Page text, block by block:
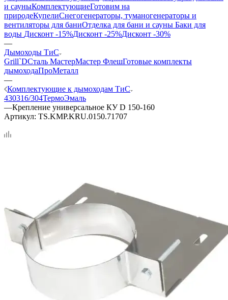
и сауныКомплектующиеГотовим на
природеКупелиСнегогенераторы, туманогенераторы и
вентиляторы для баниОтделка для бани и сауны Баки для
воды Дисконт -15%Дисконт -25%Дисконт -30%
—
Дымоходы ТиС
Grill`DСталь МастерМастер ФлешГотовые комплекты
дымоходаПроМеталл
—
Комплектующие к дымоходам ТиС
430316/304ТермоЭмаль
—Крепление универсальное КУ D 150-160
Артикул: TS.KMP.KRU.0150.71707